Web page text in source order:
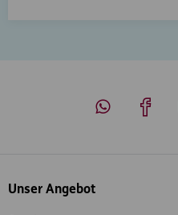
Inhaltsübersicht
Unser Angebot